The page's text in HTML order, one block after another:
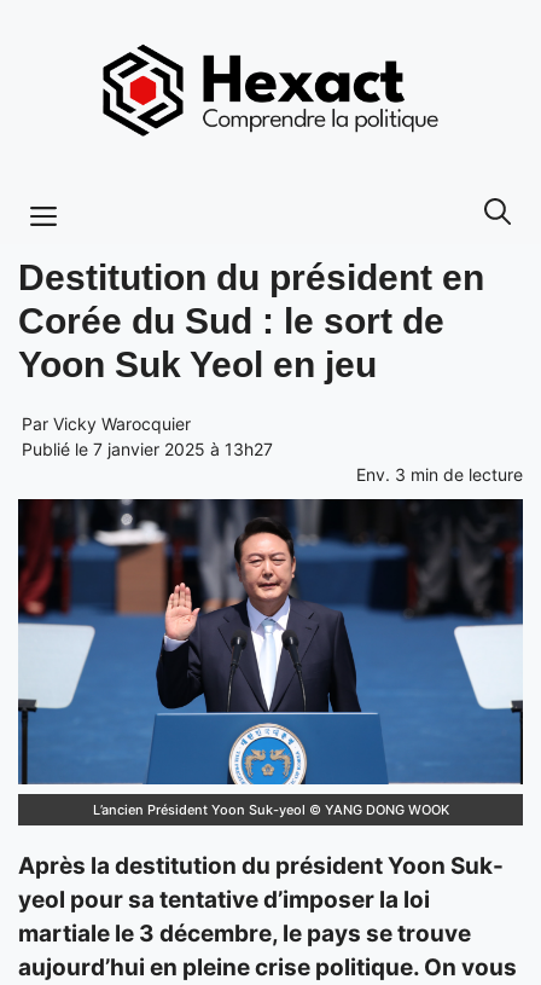
Destitution du président en
Corée du Sud : le sort de
Yoon Suk Yeol en jeu
Par Vicky Warocquier
Publié le 7 janvier 2025 à 13h27
Env. 3 min de lecture
L’ancien Président Yoon Suk-yeol © YANG DONG WOOK
Après la destitution du président Yoon Suk-
yeol pour sa tentative d’imposer la loi
martiale le 3 décembre, le pays se trouve
aujourd’hui en pleine crise politique. On vous